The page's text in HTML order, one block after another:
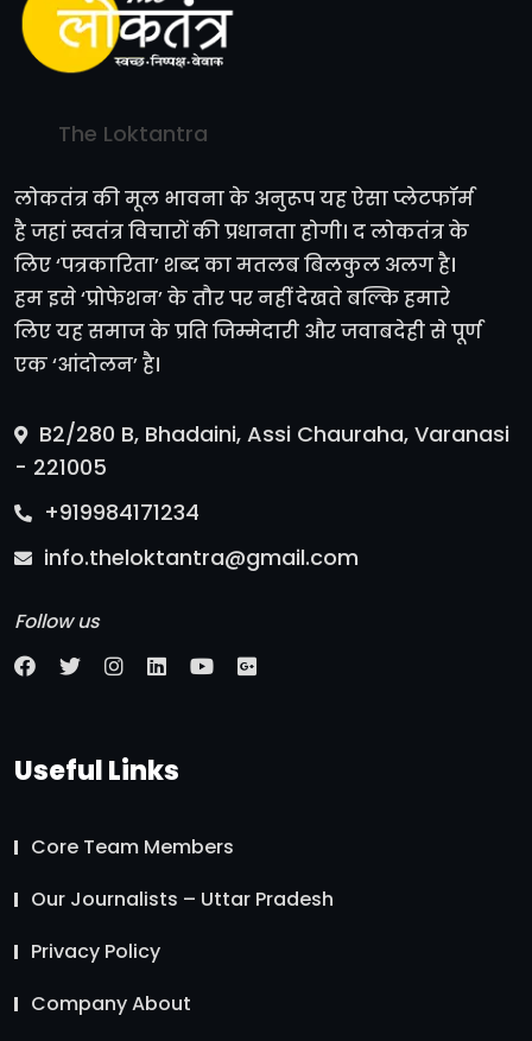
The Loktantra
लोकतंत्र की मूल भावना के अनुरूप यह ऐसा प्लेटफॉर्म
है जहां स्वतंत्र विचारों की प्रधानता होगी। द लोकतंत्र के
लिए ‘पत्रकारिता’ शब्द का मतलब बिलकुल अलग है।
हम इसे ‘प्रोफेशन’ के तौर पर नहीं देखते बल्कि हमारे
लिए यह समाज के प्रति जिम्मेदारी और जवाबदेही से पूर्ण
एक ‘आंदोलन’ है।
B2/280 B, Bhadaini, Assi Chauraha, Varanasi
- 221005
+919984171234
info.theloktantra@gmail.com
Follow us
Useful Links
Core Team Members
Our Journalists – Uttar Pradesh
Privacy Policy
Company About